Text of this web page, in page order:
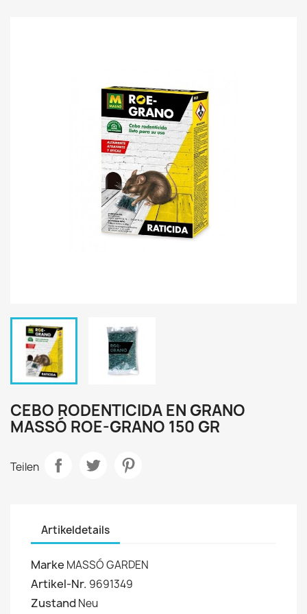
CEBO RODENTICIDA EN GRANO
MASSÓ ROE-GRANO 150 GR
Teilen
Artikeldetails
Marke MASSÓ GARDEN
Artikel-Nr. 9691349
Zustand Neu